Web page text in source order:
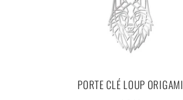
PORTE CLÉ LOUP ORIGAMI